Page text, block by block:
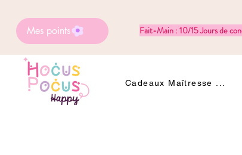
Mes points Fait-Main : 10/15 Jours de
Cadeaux Maîtresse ...